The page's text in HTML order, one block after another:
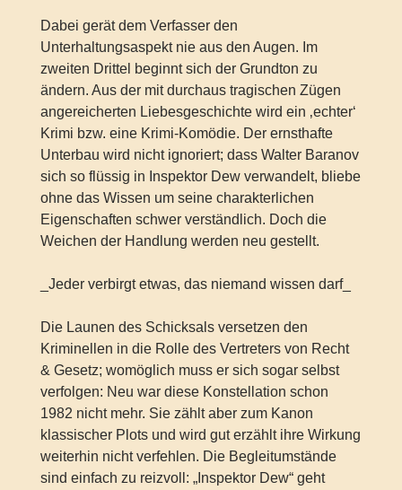
Dabei gerät dem Verfasser den
Unterhaltungsaspekt nie aus den Augen. Im
zweiten Drittel beginnt sich der Grundton zu
ändern. Aus der mit durchaus tragischen Zügen
angereicherten Liebesgeschichte wird ein ‚echter‘
Krimi bzw. eine Krimi-Komödie. Der ernsthafte
Unterbau wird nicht ignoriert; dass Walter Baranov
sich so flüssig in Inspektor Dew verwandelt, bliebe
ohne das Wissen um seine charakterlichen
Eigenschaften schwer verständlich. Doch die
Weichen der Handlung werden neu gestellt.
_Jeder verbirgt etwas, das niemand wissen darf_
Die Launen des Schicksals versetzen den
Kriminellen in die Rolle des Vertreters von Recht
& Gesetz; womöglich muss er sich sogar selbst
verfolgen: Neu war diese Konstellation schon
1982 nicht mehr. Sie zählt aber zum Kanon
klassischer Plots und wird gut erzählt ihre Wirkung
weiterhin nicht verfehlen. Die Begleitumstände
sind einfach zu reizvoll: „Inspektor Dew“ geht